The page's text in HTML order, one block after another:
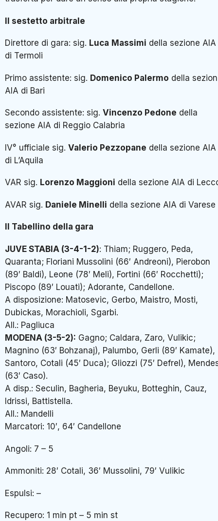
Il sestetto arbitrale
Direttore di gara: sig. Luca Massimi della sezione AIA
di Termoli
Primo assistente: sig. Domenico Palermo della
AIA di Bari
Secondo assistente: sig. Vincenzo Pedone della
sezione AIA di Reggio Calabria
IV° ufficiale sig. Valerio Pezzopane della sezione AIA
di L’Aquila
VAR sig. Lorenzo Maggioni della sezione AIA di
AVAR sig. Daniele Minelli della sezione AIA di Varese
Il Tabellino della gara
JUVE STABIA (3-4-1-2): Thiam; Ruggero, Peda,
Quaranta; Floriani Mussolini (66′ Andreoni), Pierobon
(89′ Baldi), Leone (78′ Meli), Fortini (66′ Rocchetti);
Piscopo (89′ Louati); Adorante, Candellone.
A disposizione: Matosevic, Gerbo, Maistro, Mosti,
Dubickas, Morachioli, Sgarbi.
All.: Pagliuca
MODENA (3-5-2): Gagno; Caldara, Zaro, Vulikic;
Magnino (63′ Bohzanaj), Palumbo, Gerli (89′ Kamate),
Santoro, Cotali (45′ Duca); Gliozzi (75′ Defrel),
(63′ Caso).
A disp.: Seculin, Bagheria, Beyuku, Botteghin, Cauz,
Idrissi, Battistella.
All.: Mandelli
Marcatori: 10′, 64′ Candellone
Angoli: 7 – 5
Ammoniti: 28′ Cotali, 36′ Mussolini, 79′ Vulikic
Espulsi: –
Recupero: 1 min pt – 5 min st